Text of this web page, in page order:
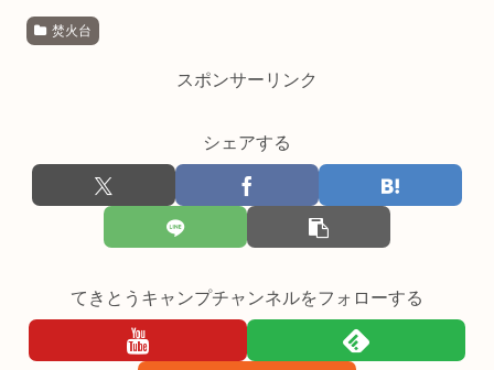
焚火台
スポンサーリンク
シェアする
てきとうキャンプチャンネルをフォローする